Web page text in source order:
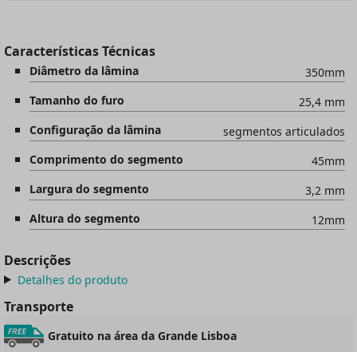
Características Técnicas
Diâmetro da lâmina
350mm
Tamanho do furo
25,4 mm
Configuração da lâmina
segmentos articulados
Comprimento do segmento
45mm
Largura do segmento
3,2 mm
Altura do segmento
12mm
Descrições
Detalhes do produto
Transporte
Gratuito na área da Grande Lisboa